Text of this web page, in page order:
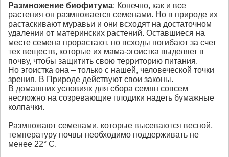
Размножение биофитума: Конечно, как и все
растения он размножается семенами. Но в природе их
растаскивают муравьи и они всходят на достаточном
удалении от материнских растений. Оставшиеся на
месте семена прорастают, но всходы погибают за счет
тех веществ, которые их мама-эгоистка выделяет в
почву, чтобы защитить свою территорию питания.
Но эгоистка она – только с нашей, человеческой точки
зрения. В Природе действуют свои законы.
В домашних условиях для сбора семян совсем
несложно на созревающие плодики надеть бумажные
колпачки.
Размножают семенами, которые высеваются весной,
температуру почвы необходимо поддерживать не
менее 22° С.